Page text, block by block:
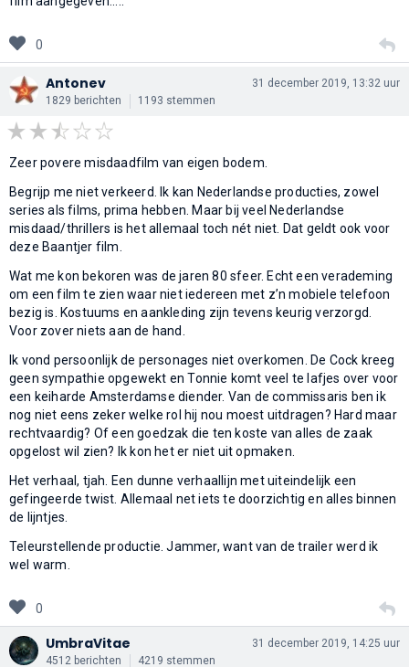
0
Antonev
1829 berichten 1193 stemmen
31 december 2019, 13:32 uur
Zeer povere misdaadfilm van eigen bodem.
Begrijp me niet verkeerd. Ik kan Nederlandse producties, zowel
series als films, prima hebben. Maar bij veel Nederlandse
misdaad/thrillers is het allemaal toch nét niet. Dat geldt ook voor
deze Baantjer film.
Wat me kon bekoren was de jaren 80 sfeer. Echt een verademing
om een film te zien waar niet iedereen met z’n mobiele telefoon
bezig is. Kostuums en aankleding zijn tevens keurig verzorgd.
Voor zover niets aan de hand.
Ik vond persoonlijk de personages niet overkomen. De Cock kreeg
geen sympathie opgewekt en Tonnie komt veel te lafjes over voor
een keiharde Amsterdamse diender. Van de commissaris ben ik
nog niet eens zeker welke rol hij nou moest uitdragen? Hard maar
rechtvaardig? Of een goedzak die ten koste van alles de zaak
opgelost wil zien? Ik kon het er niet uit opmaken.
Het verhaal, tjah. Een dunne verhaallijn met uiteindelijk een
gefingeerde twist. Allemaal net iets te doorzichtig en alles binnen
de lijntjes.
Teleurstellende productie. Jammer, want van de trailer werd ik
wel warm.
0
UmbraVitae
4512 berichten 4219 stemmen
31 december 2019, 14:25 uur